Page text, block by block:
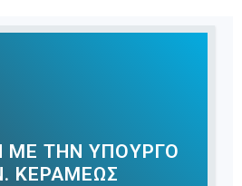
ΜΕ ΤΗΝ ΥΠΟΥΡΓΟ
ΚΕΡΑΜΕΩΣ